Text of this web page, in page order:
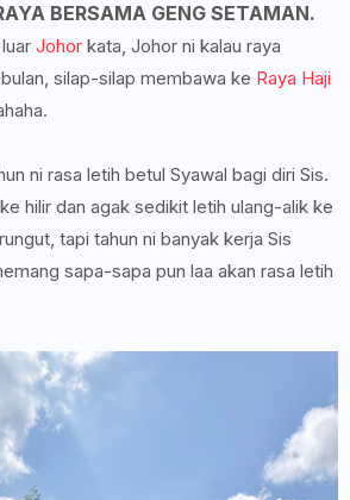
BERSAMA GENG SETAMAN.
Johor kata, Johor ni kalau raya
silap-silap membawa ke Raya Haji
ni rasa letih betul Syawal bagi diri Sis.
hilir dan agak sedikit letih ulang-alik ke
tapi tahun ni banyak kerja Sis
sapa-sapa pun laa akan rasa letih